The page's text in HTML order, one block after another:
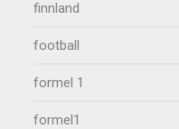
finnland
football
formel 1
formel1